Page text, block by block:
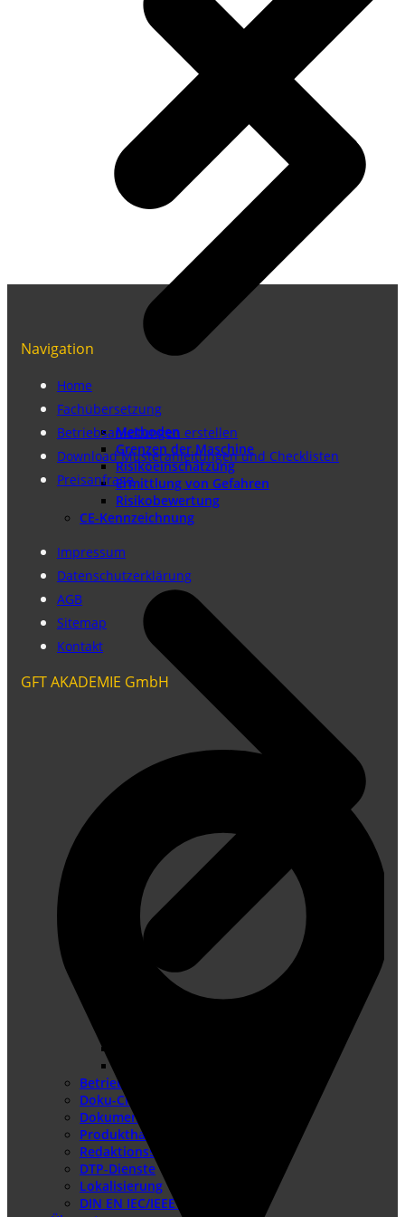
Methoden
Grenzen der Maschine
Risikoeinschätzung
Ermittlung von Gefahren
Risikobewertung
CE-Kennzeichnung
Betriebsanleitung erstellen
Doku-Check
Dokumentationsüberarbeitung
Produkthaftung USA
Redaktionssysteme
DTP-Dienste
Lokalisierung
DIN EN IEC/IEEE 82079-1
Navigation
Home
Fachübersetzung
Betriebsanleitungen erstellen
Download Musteranleitungen und Checklisten
Preisanfrage
Impressum
Datenschutzerklärung
AGB
Sitemap
Kontakt
GFT AKADEMIE GmbH